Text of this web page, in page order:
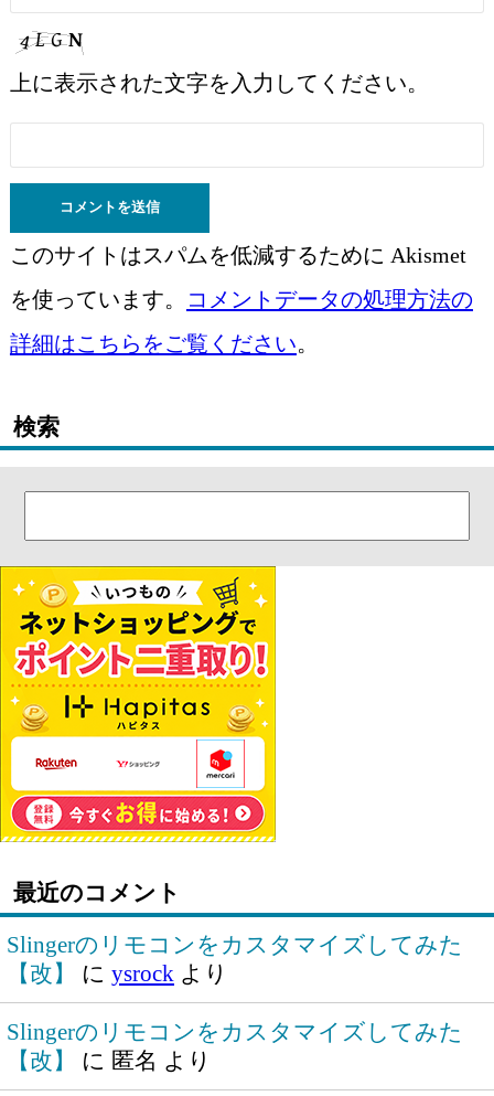
上に表示された文字を入力してください。
このサイトはスパムを低減するために Akismet
を使っています。
コメントデータの処理方法の
詳細はこちらをご覧ください。
検索
最近のコメント
Slingerのリモコンをカスタマイズしてみた
【改】
に ysrock より
Slingerのリモコンをカスタマイズしてみた
【改】
に 匿名 より